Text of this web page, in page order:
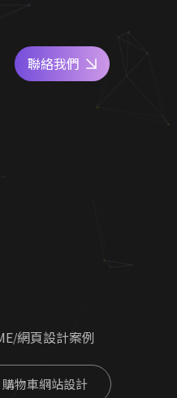
聯絡我們
網頁設計案例
購物車網站設計